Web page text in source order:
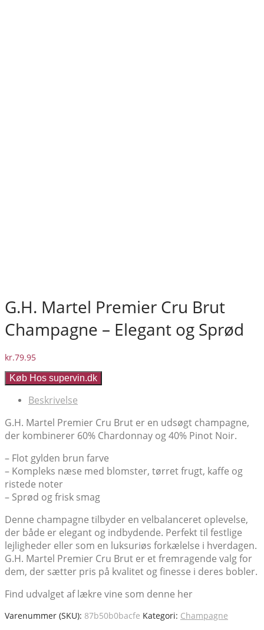
G.H. Martel Premier Cru Brut
Champagne – Elegant og Sprød
kr.79.95
Køb Hos supervin.dk
Beskrivelse
G.H. Martel Premier Cru Brut er en udsøgt champagne,
der kombinerer 60% Chardonnay og 40% Pinot Noir.
– Flot gylden brun farve
– Kompleks næse med blomster, tørret frugt, kaffe og
ristede noter
– Sprød og frisk smag
Denne champagne tilbyder en velbalanceret oplevelse,
der både er elegant og indbydende. Perfekt til festlige
lejligheder eller som en luksuriøs forkælelse i hverdagen.
G.H. Martel Premier Cru Brut er et fremragende valg for
dem, der sætter pris på kvalitet og finesse i deres bobler.
Find udvalget af lækre vine som denne her
Varenummer (SKU): 87b50b0bacfe Kategori: Champagne